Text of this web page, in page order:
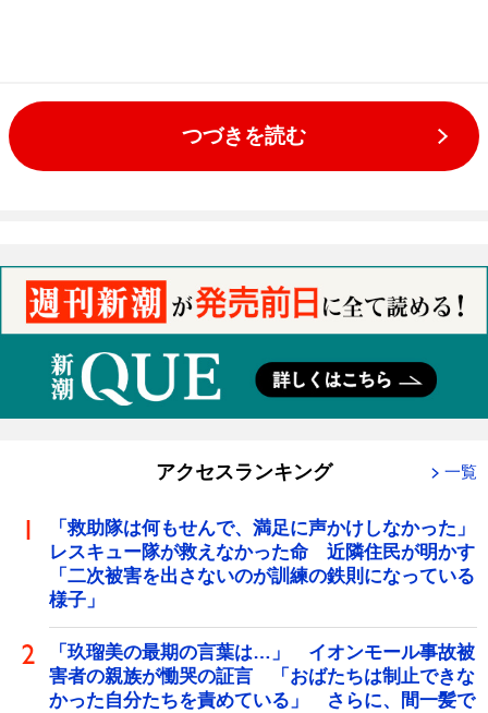
つづきを読む
アクセスランキング 一覧
「救助隊は何もせんで、満足に声かけしなかった」
レスキュー隊が救えなかった命 近隣住民が明かす
「二次被害を出さないのが訓練の鉄則になっている
様子」
「玖瑠美の最期の言葉は…」 イオンモール事故被
害者の親族が慟哭の証言 「おばたちは制止できな
かった自分たちを責めている」 さらに、間一髪で